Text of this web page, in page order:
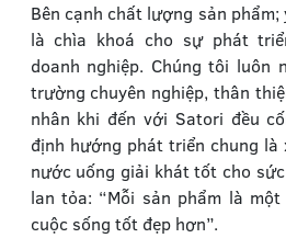
Bên cạnh chất lượng sản
là chìa khoá cho sự phát
doanh nghiệp. Chúng tôi
trường chuyên nghiệp, thân
nhân khi đến với Satori đều
định hướng phát triển chung
nước uống giải khát tốt cho
lan tỏa: “Mỗi sản phẩm là
cuộc sống tốt đẹp hơn”.